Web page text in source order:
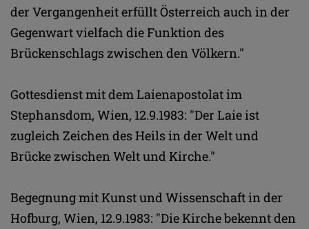
der Vergangenheit erfüllt Österreich auch in der
Gegenwart vielfach die Funktion des
Brückenschlags zwischen den Völkern."
Gottesdienst mit dem Laienapostolat im
Stephansdom, Wien, 12.9.1983: "Der Laie ist
zugleich Zeichen des Heils in der Welt und
Brücke zwischen Welt und Kirche."
Begegnung mit Kunst und Wissenschaft in der
Hofburg, Wien, 12.9.1983: "Die Kirche bekennt den